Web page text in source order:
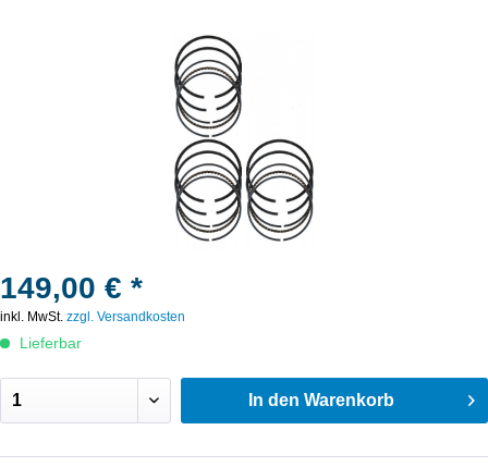
149,00 € *
inkl. MwSt. zzgl. Versandkosten
Lieferbar
In den Warenkorb